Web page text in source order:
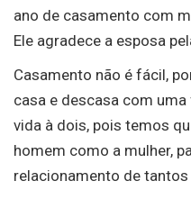
ano de casamento com
Ele agradece a esposa
Casamento não é fácil,
casa e descasa com
vida à dois, pois temos
homem como a mulher,
relacionamento de